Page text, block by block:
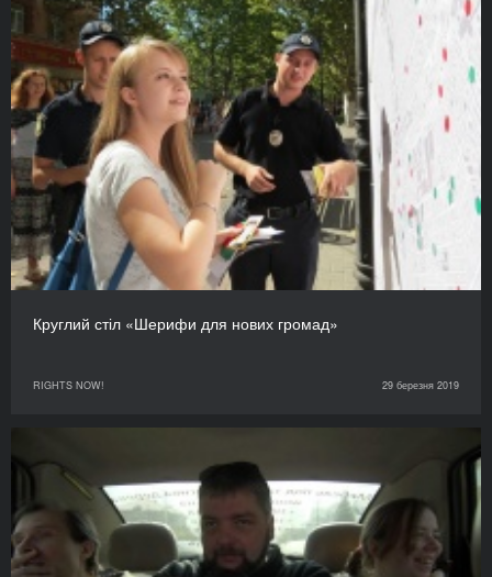
Круглий стіл «Шерифи для нових громад»
RIGHTS NOW! 29 березня 2019